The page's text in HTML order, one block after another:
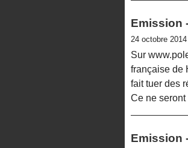
Emission
24 octobre
Sur
française de
fait tuer des
Ce ne seront
Emission